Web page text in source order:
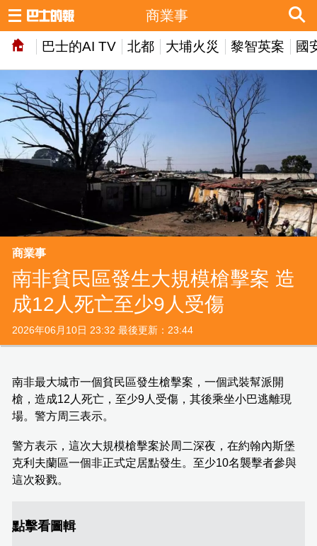
巴士的AI TV 北都 大埔火災 黎智英案 國
商業事
商業事
南非貧民區發生大規模槍擊案 造
成12人死亡至少9人受傷
2026年06月10日 23:32 最後更新：23:44
南非最大城市一個貧民區發生槍擊案，一個武裝幫派開
槍，造成12人死亡，至少9人受傷，其後乘坐小巴逃離現
場。警方周三表示。
警方表示，這次大規模槍擊案於周二深夜，在約翰內斯堡
克利夫蘭區一個非正式定居點發生。至少10名襲擊者參與
這次殺戮。
點擊看圖輯